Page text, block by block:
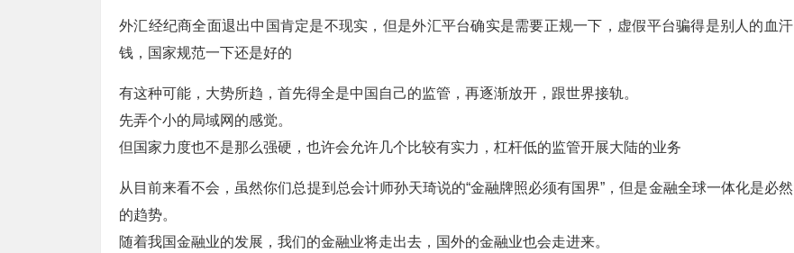
外汇经纪商全面退出中国肯定是不现实，但是外汇平台确实是需要正规一下，虚假平台骗得是别人的血汗
钱，国家规范一下还是好的
有这种可能，大势所趋，首先得全是中国自己的监管，再逐渐放开，跟世界接轨。
先弄个小的局域网的感觉。
但国家力度也不是那么强硬，也许会允许几个比较有实力，杠杆低的监管开展大陆的业务
从目前来看不会，虽然你们总提到总会计师孙天琦说的“金融牌照必须有国界”，但是金融全球一体化是必然
的趋势。
随着我国金融业的发展，我们的金融业将走出去，国外的金融业也会走进来。